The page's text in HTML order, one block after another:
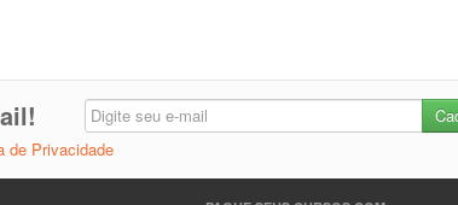
de Privacidade